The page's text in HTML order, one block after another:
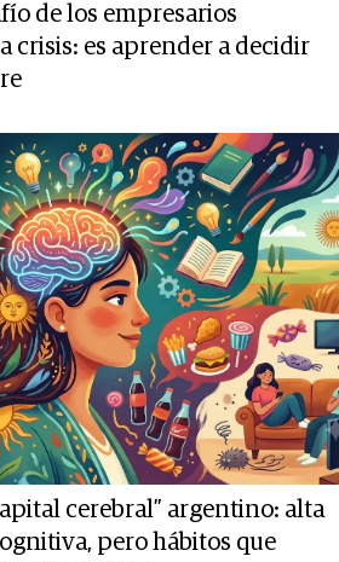
de los empresarios
crisis: es aprender a decidir
cerebral” argentino: alta
pero hábitos que